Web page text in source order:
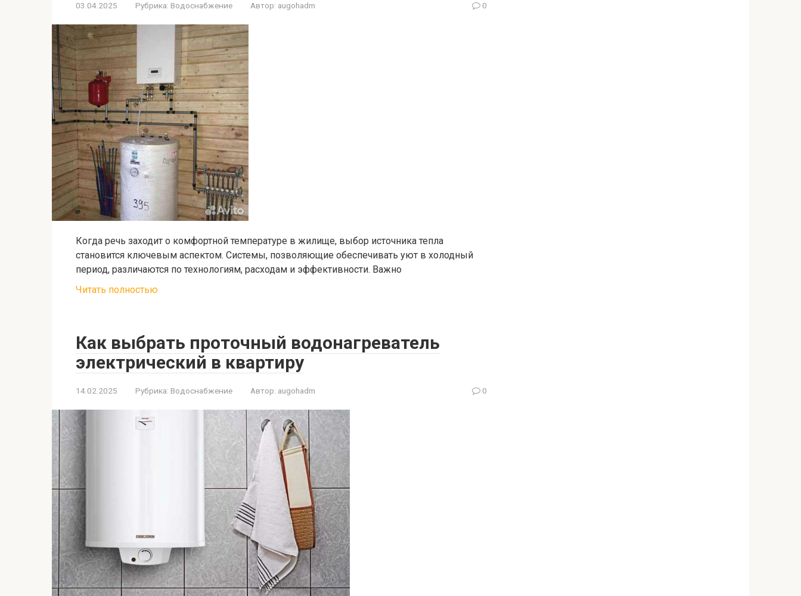
03.04.2025 Рубрика: Водоснабжение Автор: augohadm 0
Когда речь заходит о комфортной температуре в жилище, выбор источника тепла
становится ключевым аспектом. Системы, позволяющие обеспечивать уют в холодный
период, различаются по технологиям, расходам и эффективности. Важно
Читать полностью
Как выбрать проточный водонагреватель
электрический в квартиру
14.02.2025 Рубрика: Водоснабжение Автор: augohadm 0